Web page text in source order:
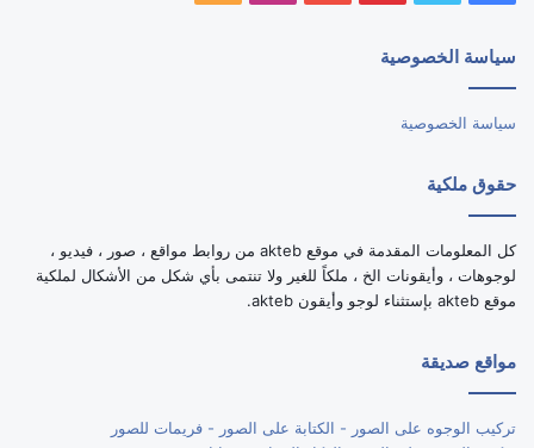
سياسة الخصوصية
سياسة الخصوصية
حقوق ملكية
كل المعلومات المقدمة في موقع akteb من روابط مواقع ، صور ، فيديو ،
لوجوهات ، وأيقونات الخ ، ملكاً للغير ولا تنتمى بأي شكل من الأشكال لملكية
موقع akteb بإستثناء لوجو وأيقون akteb.
مواقع صديقة
تركيب الوجوه على الصور - الكتابة على الصور - فريمات للصور